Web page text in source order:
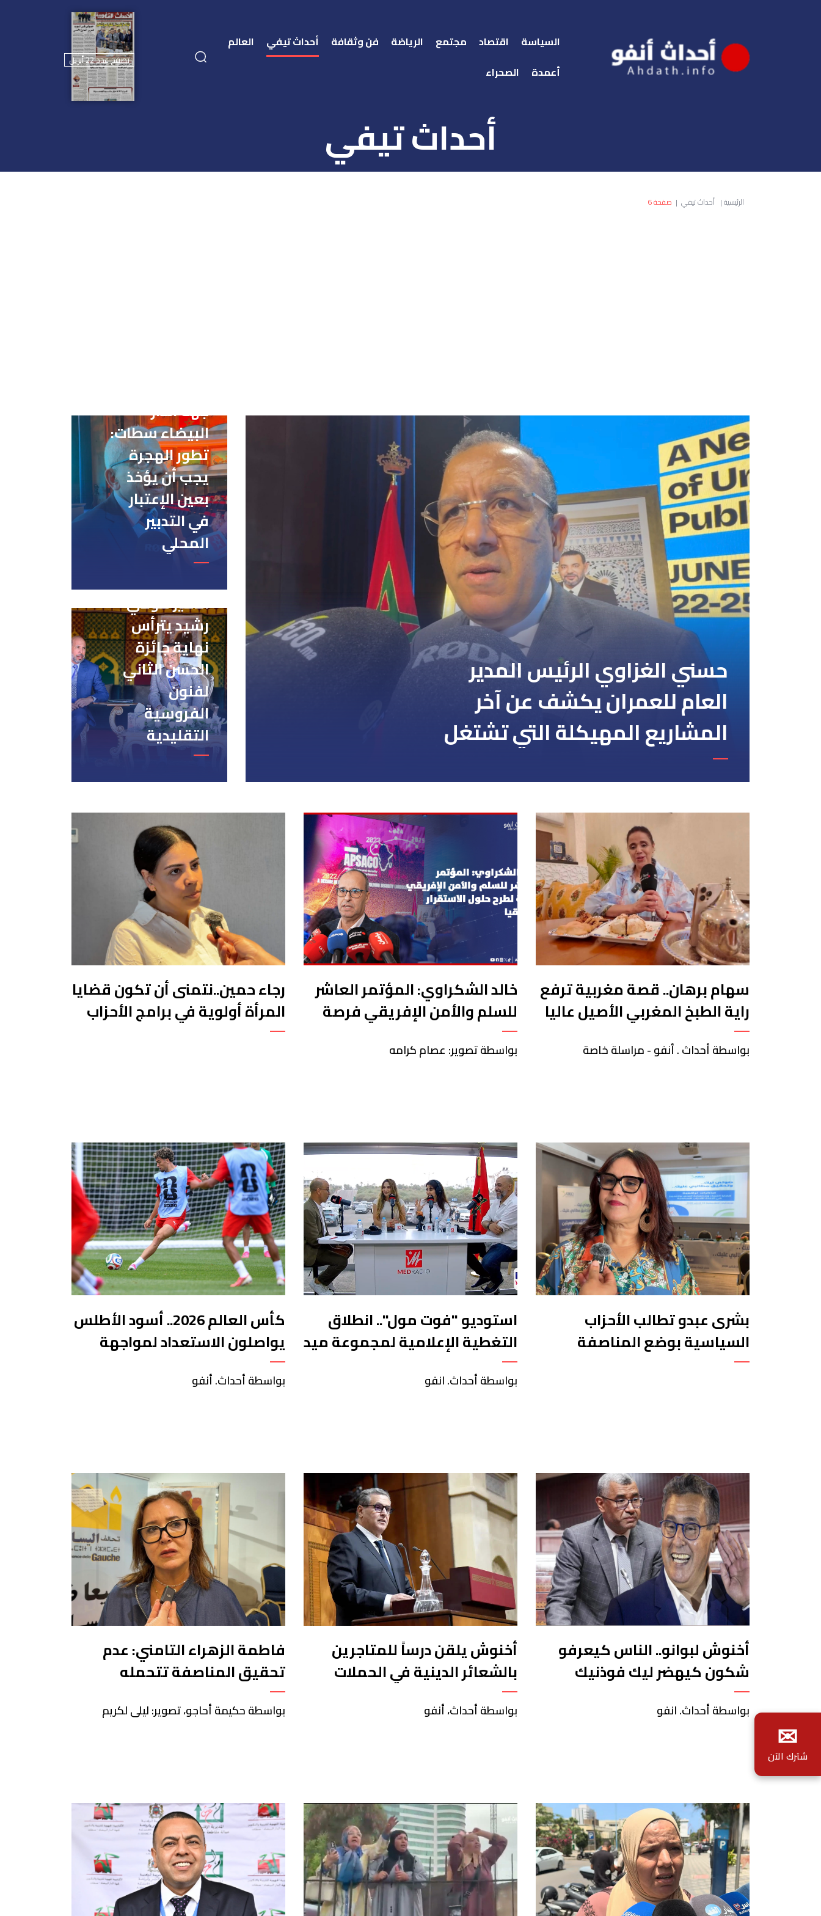
السياسة اقتصاد مجتمع الرياضة فن وثقافة أحداث تيفي
العالم
أعمدة
الصحراء
تصفح عدد 22 أبريل
أحداث تيفي
الرئيسية| أحداث تيفي | صفحة 6
حسني الغزاوي الرئيس المدير
العام للعمران يكشف عن آخر
المشاريع المهيكلة التي تشتغل
عليها المجموعة من بينها تجهيز
مناطق صناعية جديدة بالدار
البيضاء
جهة الدار
البيضاء سطات:
تطور الهجرة
يجب أن يؤخذ
بعين الإعتبار
في التدبير
المحلي
الأمير مولاي
رشيد يترأس
نهاية جائزة
الحسن الثاني
لفنون
الفروسية
التقليدية
سهام برهان.. قصة مغربية ترفع
راية الطبخ المغربي الأصيل عاليا
في أمريكا
بواسطة أحداث . أنفو - مراسلة خاصة
خالد الشكراوي: المؤتمر العاشر
للسلم والأمن الإفريقي فرصة
لطرح حلول الاستقرار بإفريقيا
بواسطة تصوير: عصام كرامه
رجاء حمين..نتمنى أن تكون قضايا
المرأة أولوية في برامج الأحزاب
في الاستحقاقات التشريعية
بشرى عبدو تطالب الأحزاب
السياسية بوضع المناصفة
ومحاربة العنف الرقمي ضد
استوديو "فوت مول".. انطلاق
التغطية الإعلامية لمجموعة ميد
راديو لمواكبة أجواء المونديال
بواسطة أحداث. انفو
كأس العالم 2026.. أسود الأطلس
يواصلون الاستعداد لمواجهة
البرازيل
بواسطة أحداث. أنفو
أخنوش لبوانو.. الناس كيعرفو
شكون كيهضر ليك فوذنيك
بواسطة أحداث. انفو
أخنوش يلقن درساً للمتاجرين
بالشعائر الدينية في الحملات
الانتخابية
بواسطة أحداث، أنفو
فاطمة الزهراء التامني: عدم
تحقيق المناصفة تتحمله
الأحزاب والمنظمومة الانتخابية
بواسطة حكيمة أحاجو، تصوير: ليلى لكريم
✉
شترك الآن